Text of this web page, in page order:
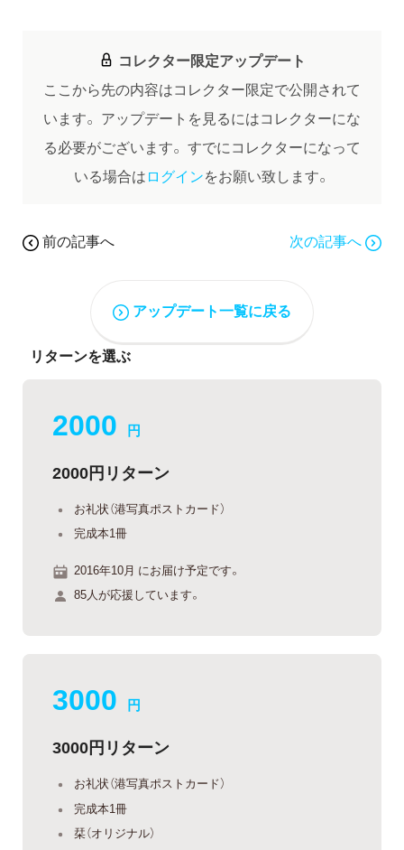
コレクター限定アップデート
ここから先の内容はコレクター限定で公開されて
います。 アップデートを見るにはコレクターにな
る必要がございます。 すでにコレクターになって
いる場合はログインをお願い致します。
前の記事へ 次の記事へ
アップデート一覧に戻る
リターンを選ぶ
2000 円
2000円リターン
お礼状（港写真ポストカード）
完成本1冊
2016年10月 にお届け予定です。
85人が応援しています。
3000 円
3000円リターン
お礼状（港写真ポストカード）
完成本1冊
栞（オリジナル）